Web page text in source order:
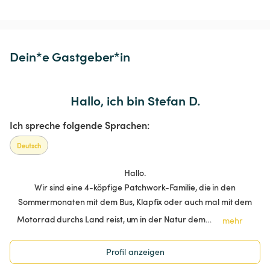
Dein*e Gastgeber*in
Hallo, ich bin Stefan D.
Ich spreche folgende Sprachen:
Deutsch
Hallo.
Wir sind eine 4-köpfige Patchwork-Familie, die in den
Sommermonaten mit dem Bus, Klapfix oder auch mal mit dem
Motorrad durchs Land reist, um in der Natur dem…
mehr
Profil anzeigen